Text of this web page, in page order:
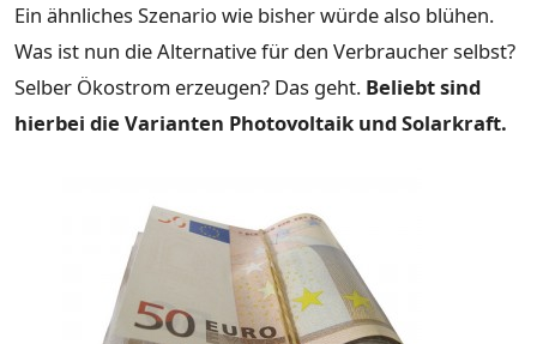
Ein ähnliches Szenario wie bisher würde also blühen.
Was ist nun die Alternative für den Verbraucher selbst?
Selber Ökostrom erzeugen? Das geht. Beliebt sind
hierbei die Varianten Photovoltaik und Solarkraft.